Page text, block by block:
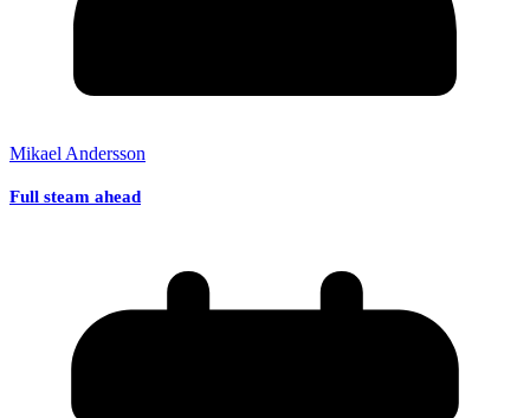
Mikael Andersson
Full steam ahead